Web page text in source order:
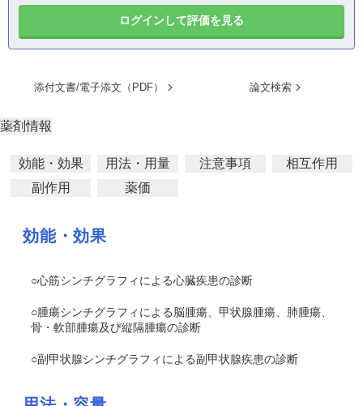
ログインして評価を見る
添付文書/電子添文（PDF） 論文検索
薬剤情報
効能・効果 用法・用量 注意事項
相互作用
副作用
薬価
効能・効果
○心筋シンチグラフィによる心臓疾患の診断
○腫瘍シンチグラフィによる脳腫瘍、甲状腺腫瘍、肺腫瘍、
骨・軟部腫瘍及び縦隔腫瘍の診断
○副甲状腺シンチグラフィによる副甲状腺疾患の診断